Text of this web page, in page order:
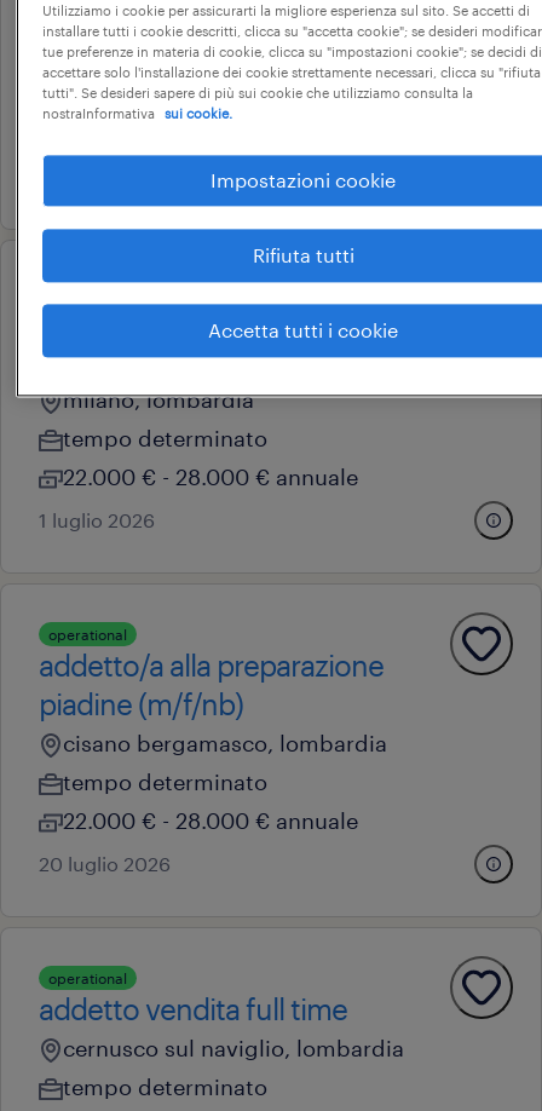
arredamento
milano, lombardia
tempo determinato
addetto vendite full time linate
aeroporto
milano, lombardia
tempo determinato
22.000 € - 28.000 € annuale
1 luglio 2026
operational
addetto/a alla preparazione
piadine (m/f/nb)
cisano bergamasco, lombardia
tempo determinato
22.000 € - 28.000 € annuale
20 luglio 2026
operational
addetto vendita full time
cernusco sul naviglio, lombardia
tempo determinato
Utilizziamo i cookie per assicurarti la migliore esperienza sul sito. Se accetti di
installare tutti i cookie descritti, clicca su "accetta cookie"; se desideri
tue preferenze in materia di cookie, clicca su "impostazioni cookie"; se decidi di
accettare solo l'installazione dei cookie strettamente necessari, clicca su "rifiuta
tutti". Se desideri sapere di più sui cookie che utilizziamo consulta la
nostraInformativa
sui cookie.
Impostazioni cookie
Rifiuta tutti
Accetta tutti i cookie